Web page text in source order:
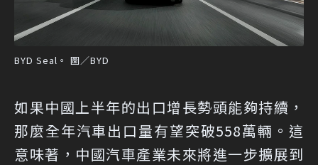
BYD Seal。 圖／BYD
如果中國上半年的出口增長勢頭能夠持續，
那麼全年汽車出口量有望突破558萬輛。這
意味著，中國汽車產業未來將進一步擴展到